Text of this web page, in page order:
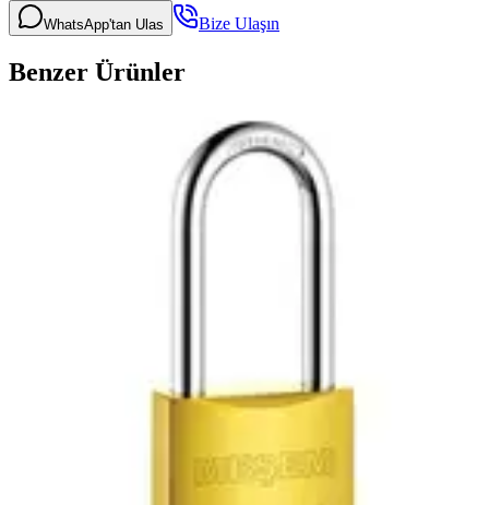
WhatsApp'tan Ulas Bize Ulaşın
Benzer Ürünler